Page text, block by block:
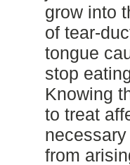
grow into
of tear-
tongue
stop
Knowing
to treat
from